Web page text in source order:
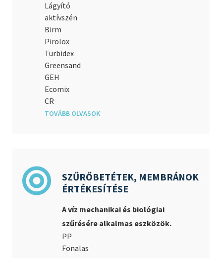
Lágyító
aktívszén
Birm
Pirolox
Turbidex
Greensand
GEH
Ecomix
CR
TOVÁBB OLVASOK
SZŰRŐBETÉTEK, MEMBRÁNOK
ÉRTÉKESÍTÉSE
A víz mechanikai és biológiai
szűrésére alkalmas eszközök.
PP
Fonalas